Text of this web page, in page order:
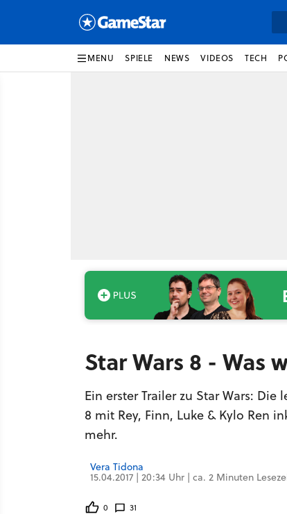
MENU SPIELE NEWS VIDEOS TECH
Star Wars 8 - Was
Ein erster Trailer zu Star Wars:
8 mit Rey, Finn, Luke & Kylo Ren
mehr.
Vera Tidona
15.04.2017 | 20:34 Uhr | ca. 2 Minuten
0 31